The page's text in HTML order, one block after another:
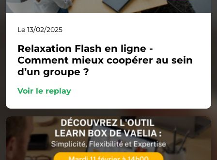
Le 13/02/2025
Relaxation Flash en ligne -
Comment mieux coopérer au sein
d’un groupe ?
Voir le replay